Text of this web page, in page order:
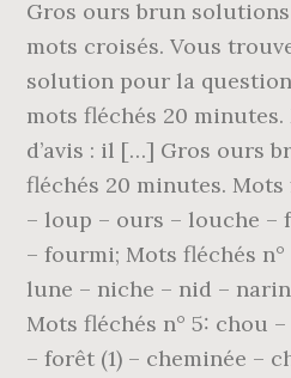
Gros ours brun
mots croisés. Vous
solution pour la
mots fléchés 20 minutes.
d’avis : il […] Gros ours
fléchés 20 minutes. Mots
– loup – ours – louche –
– fourmi; Mots fléchés
lune – niche – nid –
Mots fléchés n° 5: chou
– forêt (1) – cheminée –